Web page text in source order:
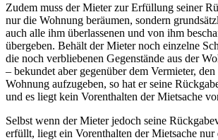
Zudem muss der Mieter zur Erfüllung seiner
nur die Wohnung beräumen, sondern
auch alle ihm überlassenen und von ihm
übergeben. Behält der Mieter noch einzelne
die noch verbliebenen Gegenstände aus der
– bekundet aber gegenüber dem Vermieter,
Wohnung aufzugeben, so hat er seine
und es liegt kein Vorenthalten der Mietsache
Selbst wenn der Mieter jedoch seine
erfüllt, liegt ein Vorenthalten der Mietsache